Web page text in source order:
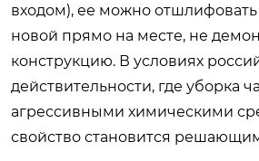
входом), ее можно отшлифовать
новой прямо на месте, не
конструкцию. В условиях
действительности, где уборка
агрессивными химическими
свойство становится